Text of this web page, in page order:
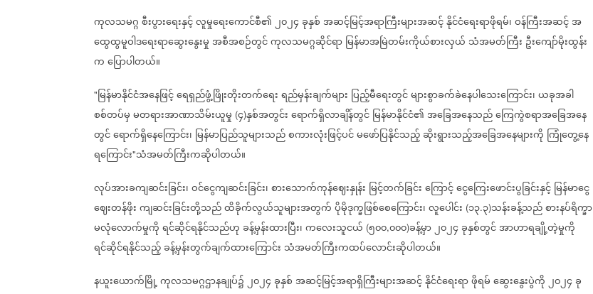
ကုလသမဂ္ဂစီးပွားရေးနှင့်လူမှုရေးကောင်စီ၏၂၀၂၄ခုနှစ်အဆင့်မြင့်အရာကြီးများအဆင့်နိုင်ငံရေးရာဖိုရမ်၊ဝန်ကြီးအဆင့်အ
ထွေထွမူဝါဒရေးရာဆွေးနွေးမှုအစီအစဉ်တွင်ကုလသမဂ္ဂဆိုင်ရာမြန်မာအမြဲတမ်းကိုယ်စားလှယ် သံအမတ်ကြီး ဦးကျော်မိုးထွန်း
ကပြောပါတယ်။
"မြန်မာနိုင်ငံအနေဖြင့်ရေရှည်ဖွံ့ဖြိုးတိုးတက်ရေးရည်မှန်းချက်များ ပြည့်မီရေးတွင်များစွာခက်ခဲနေပါသေးကြောင်း၊ယခုအခါ
စစ်တပ်မှမတရားအာဏာသိမ်းယူမှု (၄)နှစ်အတွင်းရောက်ရှိလာချိန်တွင်မြန်မာနိုင်ငံ၏အခြေအနေသည်ကြေကွဲစရာအခြေအနေ
တွင်ရောက်ရှိနေကြောင်း၊ မြန်မာပြည်သူများသည်စကားလုံးဖြင့်ပင်မဖော်ပြနိုင်သည့်ဆိုးရွားသည့်အခြေအနေများကို ကြုံတွေ့နေ
ရကြောင်း"သံအမတ်ကြီးကဆိုပါတယ်။
လုပ်အားခကျဆင်းခြင်း၊ဝင်ငွေကျဆင်းခြင်း၊စားသောက်ကုန်ဈေးနှုန်း မြင့်တက်ခြင်းကြောင့်ငွေကြေးဖောင်းပွခြင်းနှင့်မြန်မာငွေ
ဈေးတန်ဖိုးကျဆင်းခြင်းတို့သည်ထိခိုက်လွယ်သူများအတွက်ပိုမိုဒုက္ခဖြစ်စေကြောင်း၊လူပေါင်း (၁၃.၃)သန်းခန့်သည်စားနပ်ရိက္ခာ
မလုံလောက်မှုကိုရင်ဆိုင်ရနိုင်သည်ဟုခန့်မှန်းထားပြီး၊ကလေးသူငယ် (၅၀၀,၀၀၀)ခန့်မှာ၂၀၂၄ခုနှစ်တွင်အာဟာရချို့တဲ့မှုကို
ရင်ဆိုင်ရနိုင်သည့်ခန့်မှန်းတွက်ချက်ထားကြောင်း သံအမတ်ကြီးကထပ်လောင်းဆိုပါတယ်။
နယူးယောက်မြို့ကုလသမဂ္ဂဌာနချုပ်၌၂၀၂၄ခုနှစ်အဆင့်မြင့်အရာရှိကြီးများအဆင့်နိုင်ငံရေးရာဖိုရမ်ဆွေးနွေးပွဲကို၂၀၂၄ခု